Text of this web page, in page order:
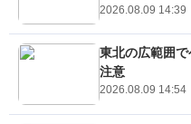
2026.08.09 14:39
東北の広範囲
注意
2026.08.09 14:54